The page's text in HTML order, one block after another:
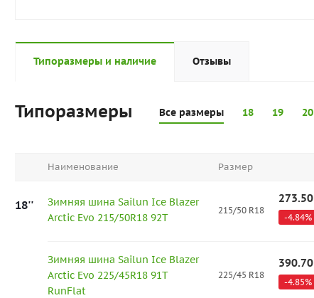
Типоразмеры и наличие Отзывы
Типоразмеры Все размеры 18 19 20
Наименование Размер
18''
Зимняя шина Sailun Ice Blazer
Arctic Evo 215/50R18 92T
215/50 R18
273.50
-4.84%
Зимняя шина Sailun Ice Blazer
Arctic Evo 225/45R18 91T
RunFlat
225/45 R18
390.70
-4.85%